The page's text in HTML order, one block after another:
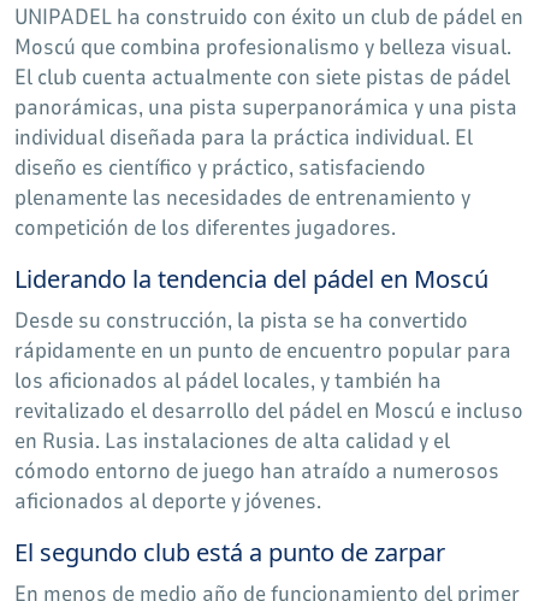
UNIPADEL ha construido con éxito un club de pádel en
Moscú que combina profesionalismo y belleza visual.
El club cuenta actualmente con siete pistas de pádel
panorámicas, una pista superpanorámica y una pista
individual diseñada para la práctica individual. El
diseño es científico y práctico, satisfaciendo
plenamente las necesidades de entrenamiento y
competición de los diferentes jugadores.
Liderando la tendencia del pádel en Moscú
Desde su construcción, la pista se ha convertido
rápidamente en un punto de encuentro popular para
los aficionados al pádel locales, y también ha
revitalizado el desarrollo del pádel en Moscú e incluso
en Rusia. Las instalaciones de alta calidad y el
cómodo entorno de juego han atraído a numerosos
aficionados al deporte y jóvenes.
El segundo club está a punto de zarpar
En menos de medio año de funcionamiento del primer